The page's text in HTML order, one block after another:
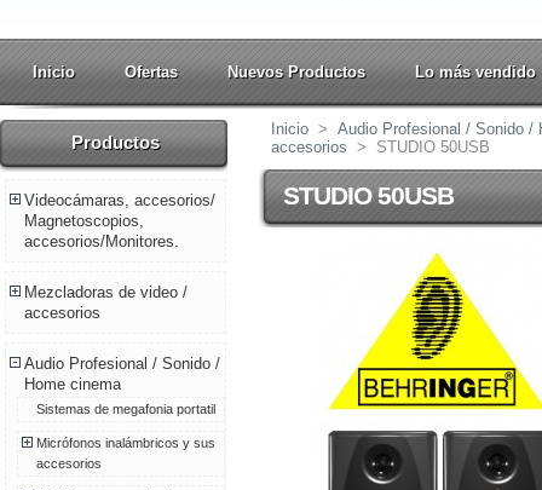
Inicio Ofertas Nuevos Productos Lo más vendido
Productos
Videocámaras, accesorios/
Magnetoscopios,
accesorios/Monitores.
Mezcladoras de video /
accesorios
Audio Profesional / Sonido /
Home cinema
Sistemas de megafonia portatil
Micrófonos inalámbricos y sus
accesorios
Inicio > Audio Profesional / Sonido /
accesorios > STUDIO 50USB
STUDIO 50USB